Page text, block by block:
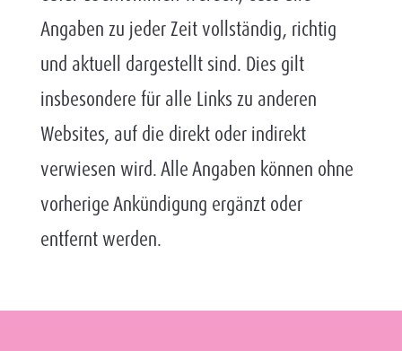
Angaben zu jeder Zeit vollständig, richtig
und aktuell dargestellt sind. Dies gilt
insbesondere für alle Links zu anderen
Websites, auf die direkt oder indirekt
verwiesen wird. Alle Angaben können ohne
vorherige Ankündigung ergänzt oder
entfernt werden.